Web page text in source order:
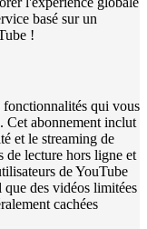
basé sur un
!
qui vous
Cet abonnement inclut
et le streaming de
de lecture hors ligne et
de YouTube
des vidéos limitées
cachées